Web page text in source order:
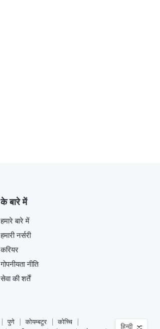
के बारे में
हमारे बारे में
हमारी नर्सरी
करियर
गोपनीयता नीति
सेवा की शर्तें
पुणे कोयम्बटूर
कोच्चि
भाषा
हिन्दी